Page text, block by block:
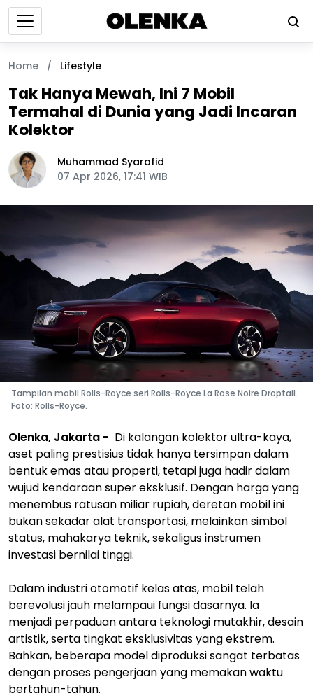
Home / Lifestyle
Tak Hanya Mewah, Ini 7 Mobil
Termahal di Dunia yang Jadi Incaran
Kolektor
Muhammad Syarafid
07 Apr 2026, 17:41 WIB
Tampilan mobil Rolls-Royce seri Rolls-Royce La Rose Noire Droptail.
Foto: Rolls-Royce.
Olenka, Jakarta - Di kalangan kolektor ultra-kaya,
aset paling prestisius tidak hanya tersimpan dalam
bentuk emas atau properti, tetapi juga hadir dalam
wujud kendaraan super eksklusif. Dengan harga yang
menembus ratusan miliar rupiah, deretan mobil ini
bukan sekadar alat transportasi, melainkan simbol
status, mahakarya teknik, sekaligus instrumen
investasi bernilai tinggi.
Dalam industri otomotif kelas atas, mobil telah
berevolusi jauh melampaui fungsi dasarnya. Ia
menjadi perpaduan antara teknologi mutakhir, desain
artistik, serta tingkat eksklusivitas yang ekstrem.
Bahkan, beberapa model diproduksi sangat terbatas
dengan proses pengerjaan yang memakan waktu
bertahun-tahun.